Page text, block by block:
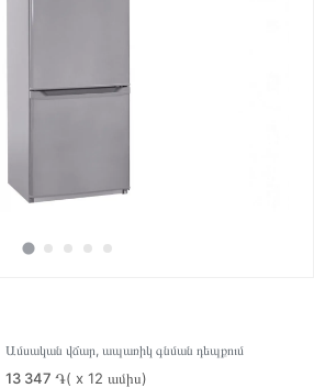
Ամսական վճար, ապառիկ գնման դեպքում
13 347 ֏( x 12 ամիս)